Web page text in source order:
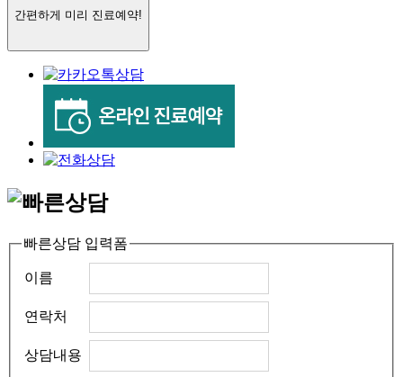
간편하게 미리 진료예약!
빠른상담 입력폼
이름
연락처
상담내용